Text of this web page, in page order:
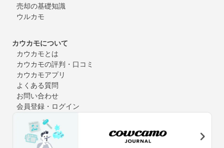
売却の基礎知識
ウルカモ
カウカモについて
カウカモとは
カウカモの評判・口コミ
カウカモアプリ
よくある質問
お問い合わせ
会員登録・ログイン